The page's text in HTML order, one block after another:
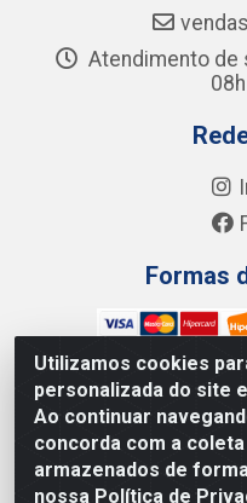
Utilizamos cookies
personalizada do site
Ao continuar
concorda com a
armazenados de
nossa Política de
Atendimento de
Formas
Junco Industria e
Mariano, 505 - Distrito
38.402-346 -